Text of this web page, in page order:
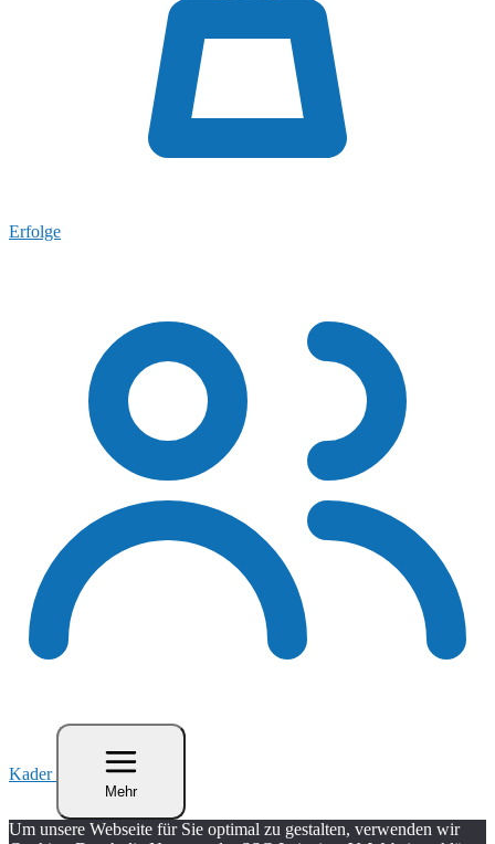
Erfolge
Kader
Mehr
Um unsere Webseite für Sie optimal zu gestalten, verwenden wir